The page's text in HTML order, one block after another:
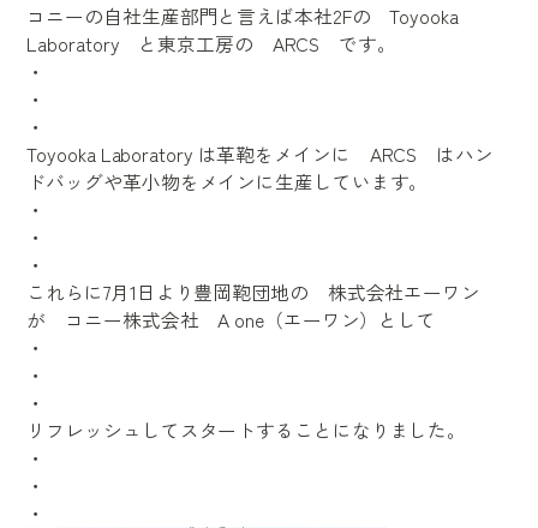
コニーの自社生産部門と言えば本社2Fの Toyooka
Laboratory と東京工房の ARCS です。
・
・
・
Toyooka Laboratory は革鞄をメインに ARCS はハン
ドバッグや革小物をメインに生産しています。
・
・
・
これらに7月1日より豊岡鞄団地の 株式会社エーワン
が コニー株式会社 A one（エーワン）として
・
・
・
リフレッシュしてスタートすることになりました。
・
・
・